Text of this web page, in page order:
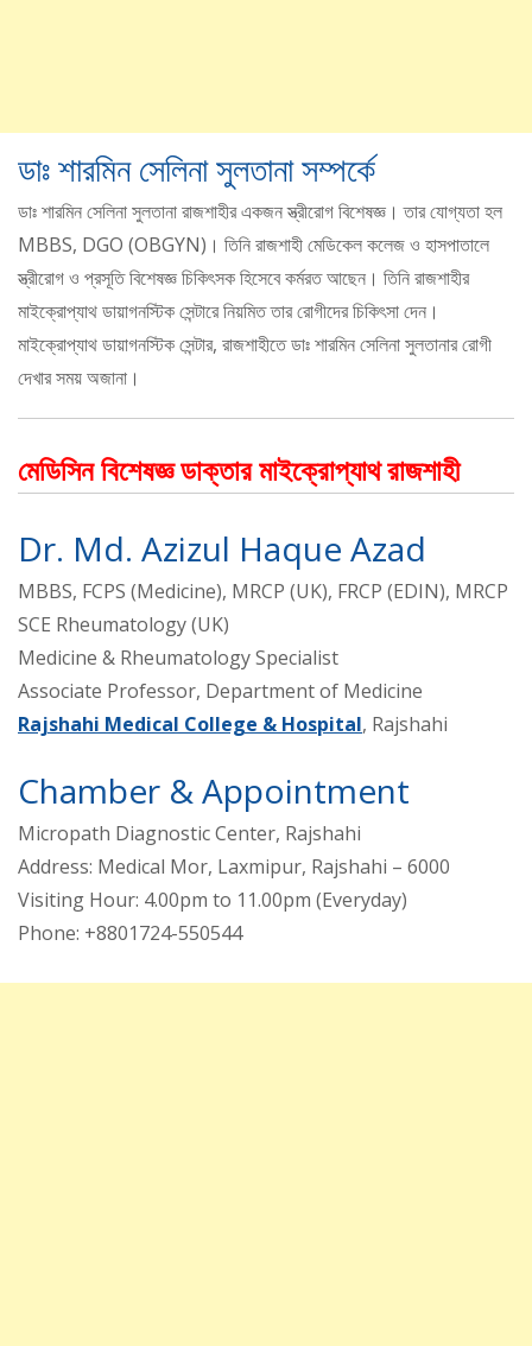
ডাঃ শারমিন সেলিনা সুলতানা সম্পর্কে
ডাঃ শারমিন সেলিনা সুলতানা রাজশাহীর একজন স্ত্রীরোগ বিশেষজ্ঞ। তার যোগ্যতা হল
MBBS, DGO (OBGYN)। তিনি রাজশাহী মেডিকেল কলেজ ও হাসপাতালে
স্ত্রীরোগ ও প্রসূতি বিশেষজ্ঞ চিকিৎসক হিসেবে কর্মরত আছেন। তিনি রাজশাহীর
মাইক্রোপ্যাথ ডায়াগনস্টিক সেন্টারে নিয়মিত তার রোগীদের চিকিৎসা দেন।
মাইক্রোপ্যাথ ডায়াগনস্টিক সেন্টার, রাজশাহীতে ডাঃ শারমিন সেলিনা সুলতানার রোগী
দেখার সময় অজানা।
মেডিসিন বিশেষজ্ঞ ডাক্তার মাইক্রোপ্যাথ রাজশাহী
Dr. Md. Azizul Haque Azad
MBBS, FCPS (Medicine), MRCP (UK), FRCP (EDIN), MRCP
SCE Rheumatology (UK)
Medicine & Rheumatology Specialist
Associate Professor, Department of Medicine
Rajshahi Medical College & Hospital, Rajshahi
Chamber & Appointment
Micropath Diagnostic Center, Rajshahi
Address: Medical Mor, Laxmipur, Rajshahi – 6000
Visiting Hour: 4.00pm to 11.00pm (Everyday)
Phone: +8801724-550544